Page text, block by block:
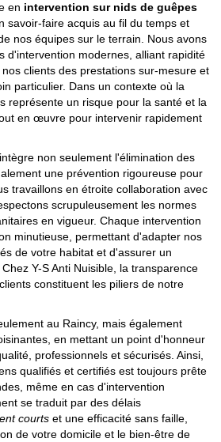
en intervention sur nids de guêpes
savoir-faire acquis au fil du temps et
nos équipes sur le terrain. Nous avons
d'intervention modernes, alliant rapidité
clients des prestations sur-mesure et
particulier. Dans un contexte où la
représente un risque pour la santé et la
en œuvre pour intervenir rapidement
non seulement l'élimination des
une prévention rigoureuse pour
travaillons en étroite collaboration avec
scrupuleusement les normes
en vigueur. Chaque intervention
minutieuse, permettant d'adapter nos
de votre habitat et d'assurer un
Y-S Anti Nuisible, la transparence
constituent les piliers de notre
au Raincy, mais également
en mettant un point d'honneur
professionnels et sécurisés. Ainsi,
qualifiés et certifiés est toujours prête
même en cas d'intervention
se traduit par des délais
courts et une efficacité sans faille,
de votre domicile et le bien-être de